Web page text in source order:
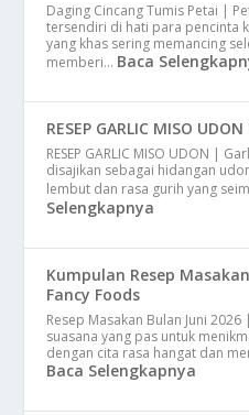
Daging Cincang Tumis Petai |
tersendiri di hati para pencinta
yang khas sering memancing
memberi… Baca
RESEP GARLIC MISO
RESEP GARLIC MISO UDON |
disajikan sebagai hidangan
lembut dan rasa gurih yang
Selengkapnya
Kumpulan Resep
Fancy Foods
Resep Masakan Bulan Juni
suasana yang pas untuk
dengan cita rasa hangat dan
Baca Selengkapnya